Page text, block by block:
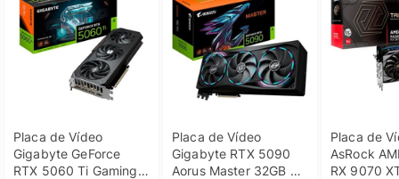
Placa de Vídeo
Gigabyte GeForce
RTX 5060 Ti Gaming
Placa de Vídeo
Gigabyte RTX 5090
Aorus Master 32GB
Placa de
AsRock
RX 9070